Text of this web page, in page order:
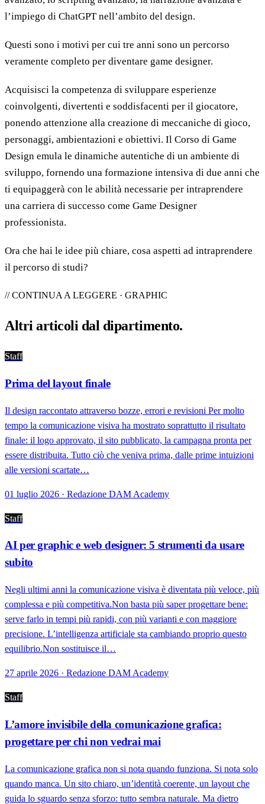
l’impiego di ChatGPT nell’ambito del design.
Questi sono i motivi per cui tre anni sono un percorso
veramente completo per diventare game designer.
Acquisisci la competenza di sviluppare esperienze
coinvolgenti, divertenti e soddisfacenti per il giocatore,
ponendo attenzione alla creazione di meccaniche di gioco,
personaggi, ambientazioni e obiettivi. Il Corso di Game
Design emula le dinamiche autentiche di un ambiente di
sviluppo, fornendo una formazione intensiva di due anni che
ti equipaggerà con le abilità necessarie per intraprendere
una carriera di successo come Game Designer
professionista.
Ora che hai le idee più chiare, cosa aspetti ad intraprendere
il percorso di studi?
// CONTINUA A LEGGERE · GRAPHIC
Altri articoli dal dipartimento.
Staff
Prima del layout finale
Il design raccontato attraverso bozze, errori e revisioni Per molto
tempo la comunicazione visiva ha mostrato soprattutto il risultato
finale: il logo approvato, il sito pubblicato, la campagna pronta per
essere distribuita. Tutto ciò che veniva prima, dalle prime intuizioni
alle versioni scartate…
01 luglio 2026 · Redazione DAM Academy
Staff
AI per graphic e web designer: 5 strumenti da usare
subito
Negli ultimi anni la comunicazione visiva è diventata più veloce, più
complessa e più competitiva.Non basta più saper progettare bene:
serve farlo in tempi più rapidi, con più varianti e con maggiore
precisione. L’intelligenza artificiale sta cambiando proprio questo
equilibrio.Non sostituisce il…
27 aprile 2026 · Redazione DAM Academy
Staff
L’amore invisibile della comunicazione grafica:
progettare per chi non vedrai mai
La comunicazione grafica non si nota quando funziona. Si nota solo
quando manca. Un sito chiaro, un’identità coerente, un layout che
guida lo sguardo senza sforzo: tutto sembra naturale. Ma dietro